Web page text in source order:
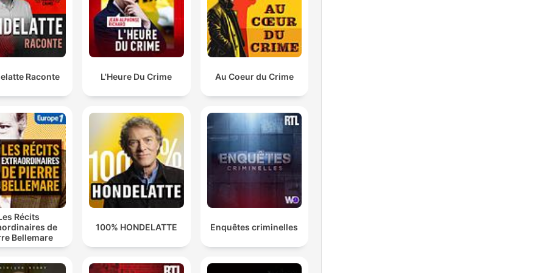
Muskulatur nach einem Anfall völlig steif wurde.
00:11:11 · Leni beschreibt das beklemmende Gefühl der
Lähmung während eines epileptischen Anfalls.
Meine Mutter hat mich geschlagen, gekniffen und mich
auch schon mal in einem Zimmer eingesperrt und zwölf
00:16:26 · Leni berichtet von den körperlichen Misshandlungen,
die sie durch ihre Mutter erlitten hat.
Also die lässt die elfjährige Tochter einfach absichtlich
in der U-Bahn zurück, lässt die weiterfahren und sie
steigt einfach eiskalt aus.
00:31:34 · Die Schilderung des extremen Vertrauensbruchs der
Mutter während des London-Besuchs.
Raconte L'Heure Du Crime Au Coeur du Crime
Récits
de
Bellemare
100% HONDELATTE Enquêtes criminelles